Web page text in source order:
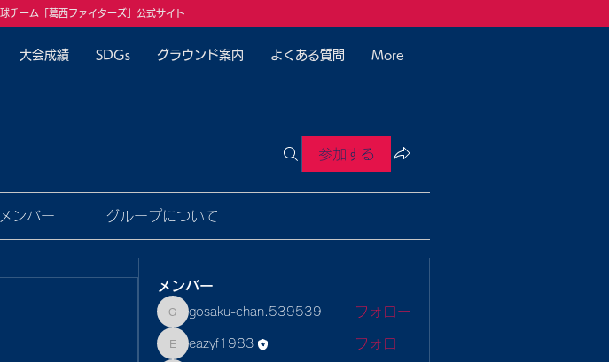
大会成績 SDGs グラウンド案内 よくある質問 More
チーム「葛西ファイターズ」公式サイト
参加する
メンバー グループについて
メンバー
gosaku-chan.539539
gosaku-chan.539539 フォロー
eazyf1983
eazyf1983 フォロー